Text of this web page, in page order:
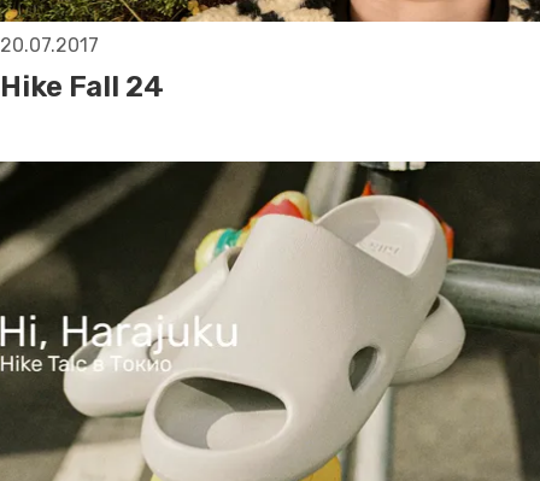
20.07.2017
Hike Fall 24